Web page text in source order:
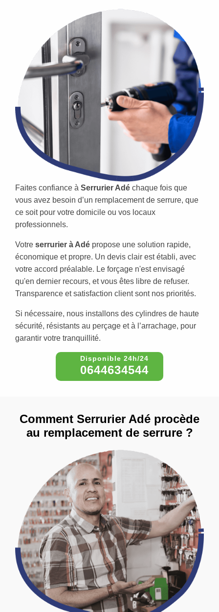
Faites confiance à Serrurier Adé chaque fois que
vous avez besoin d’un remplacement de serrure, que
ce soit pour votre domicile ou vos locaux
professionnels.
Votre serrurier à Adé propose une solution rapide,
économique et propre. Un devis clair est établi, avec
votre accord préalable. Le forçage n'est envisagé
qu'en dernier recours, et vous êtes libre de refuser.
Transparence et satisfaction client sont nos priorités.
Si nécessaire, nous installons des cylindres de haute
sécurité, résistants au perçage et à l’arrachage, pour
garantir votre tranquillité.
0644634544
Comment Serrurier Adé procède
au remplacement de serrure ?